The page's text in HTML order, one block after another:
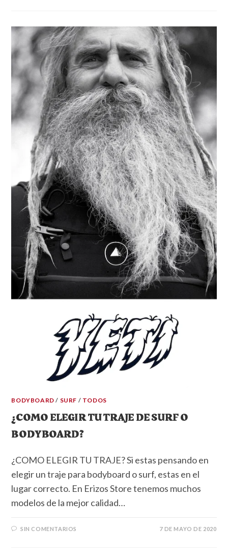
BODYBOARD / SURF / TODOS
¿COMO ELEGIR TU TRAJE DE SURF O
BODYBOARD?
¿COMO ELEGIR TU TRAJE? Si estas pensando en
elegir un traje para bodyboard o surf, estas en el
lugar correcto. En Erizos Store tenemos muchos
modelos de la mejor calidad…
SIN COMENTARIOS 7 DE MAYO DE 2020